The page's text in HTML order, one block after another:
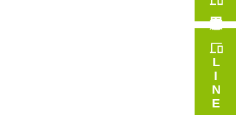
LINE